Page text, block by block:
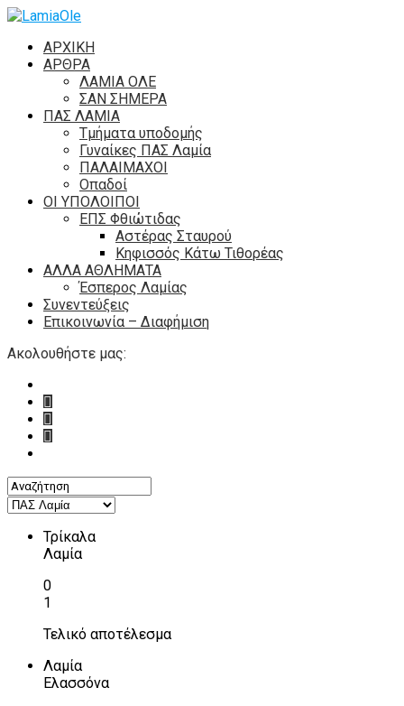
ΑΡΧΙΚΗ
ΑΡΘΡΑ
ΛΑΜΙΑ ΟΛΕ
ΣΑΝ ΣΗΜΕΡΑ
ΠΑΣ ΛΑΜΙΑ
Τμήματα υποδομής
Γυναίκες ΠΑΣ Λαμία
ΠΑΛΑΙΜΑΧΟΙ
Οπαδοί
ΟΙ ΥΠΟΛΟΙΠΟΙ
ΕΠΣ Φθιώτιδας
Αστέρας Σταυρού
Κηφισσός Κάτω Τιθορέας
ΑΛΛΑ ΑΘΛΗΜΑΤΑ
Έσπερος Λαμίας
Συνεντεύξεις
Επικοινωνία – Διαφήμιση
Ακολουθήστε μας:
Τρίκαλα
Λαμία
0
1
Τελικό αποτέλεσμα
Λαμία
Ελασσόνα